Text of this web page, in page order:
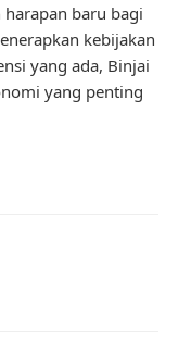
baru bagi
kebijakan
yang ada, Binjai
yang penting